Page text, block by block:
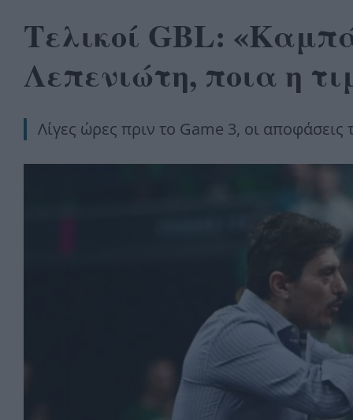
Τελικοί GBL:
Λεπενιώτη, ποια η
Λίγες ώρες πριν το Game 3, οι αποφάσεις